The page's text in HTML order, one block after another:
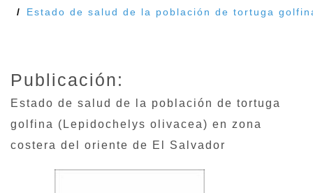
Estado de salud de la población de tortuga
Publicación:
Estado de salud de la población de tortuga
golfina (Lepidochelys olivacea) en zona
costera del oriente de El Salvador